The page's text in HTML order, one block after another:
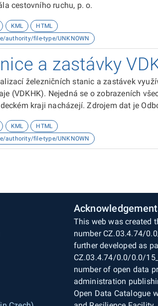
cestovního ruchu, p. o.
KML
HTML
authority/file-type/UNKNOWN
a zastávky
železničních stanic a zastávek
(VDKHK). Nejedná se o zobrazeních
kraji nacházejí. Zdrojem dat je
KML
HTML
authority/file-type/UNKNOWN
This web was created
number CZ.03.4.74/
further developed as
CZ.03.4.74/0.0/0.0/
number of open data
administration
Open Data Catalogue